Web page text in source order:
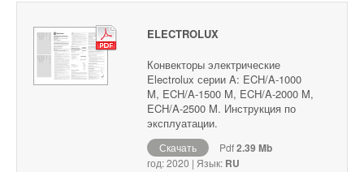
ELECTROLUX
Конвекторы электрические
Electrolux серии A: ECH/A-1000
M, ECH/A-1500 M, ECH/A-2000 M,
ECH/A-2500 M. Инструкция по
эксплуатации.
Скачать Pdf2.39 Mb
год: 2020 | Язык: RU